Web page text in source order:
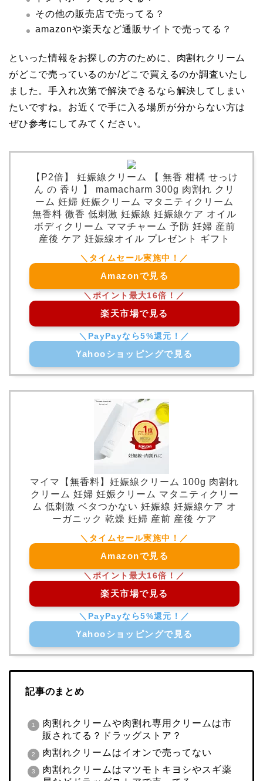
その他の販売店で売ってる？
amazonや楽天など通販サイトで売ってる？
といった情報をお探しの方のために、肉割れクリーム
がどこで売っているのか/どこで買えるのか調査いたし
ました。手入れ次第で解決できるなら解決してしまい
たいですね。お近くで手に入る場所が分からない方は
ぜひ参考にしてみてください。
【P2倍】 妊娠線クリーム 【 無香 柑橘 せっけ
ん の 香り 】 mamacharm 300g 肉割れ クリ
ーム 妊婦 妊娠クリーム マタニティクリーム
無香料 微香 低刺激 妊娠線 妊娠線ケア オイル
ボディクリーム ママチャーム 予防 妊婦 産前
産後 ケア 妊娠線オイル プレゼント ギフト
Amazonで見る
楽天市場で見る
Yahooショッピングで見る
マイマ【無香料】妊娠線クリーム 100g 肉割れ
クリーム 妊婦 妊娠クリーム マタニティクリー
ム 低刺激 ベタつかない 妊娠線 妊娠線ケア オ
ーガニック 乾燥 妊婦 産前 産後 ケア
Amazonで見る
楽天市場で見る
Yahooショッピングで見る
記事のまとめ
肉割れクリームや肉割れ専用クリームは市
販されてる？ドラッグストア？
肉割れクリームはイオンで売ってない
肉割れクリームはマツモトキヨシやスギ薬